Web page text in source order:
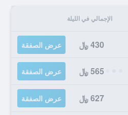
الإجمالي في الليلة
430 ﷼ عرض الصفقة
565 ﷼ عرض الصفقة
627 ﷼ عرض الصفقة